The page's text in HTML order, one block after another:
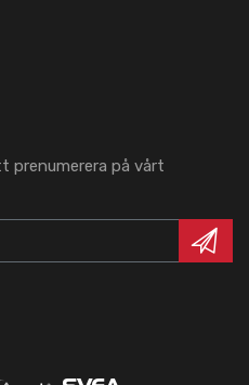
prenumerera på vårt